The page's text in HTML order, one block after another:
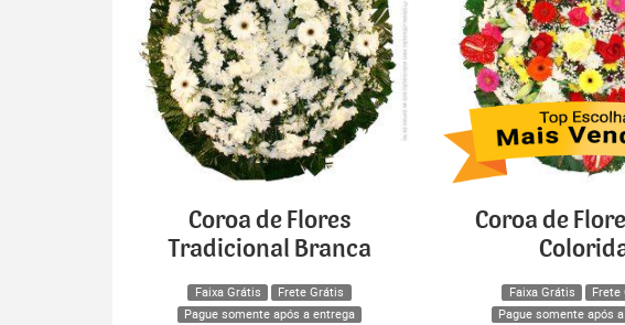
Coroa de Flores
Tradicional Branca
Faixa Grátis
Frete Grátis
Pague somente após a entrega
Coroa de
Faixa Grátis
Frete
Pague somente após